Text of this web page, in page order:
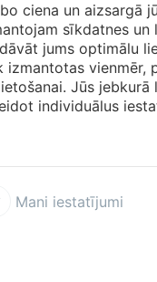
ir tā pareiza
ciena un aizsargā
sīkdatnes
jums optimālu
izmantotas vienmēr,
Jūs jebkurā
individuālus
Mani iestatījumi